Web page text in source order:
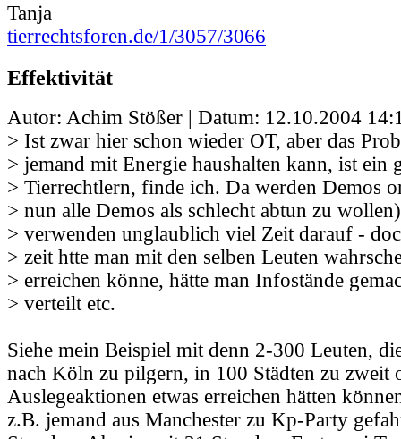
Tanja
tierrechtsforen.de/1/3057/3066
Effektivität
Autor: Achim Stößer | Datum: 12.10.2004
> Ist zwar hier schon wieder OT, aber das
> jemand mit Energie haushalten kann, ist ein
> Tierrechtlern, finde ich. Da werden Demos
> nun alle Demos als schlecht abtun zu
> verwenden unglaublich viel Zeit darauf -
> zeit htte man mit den selben Leuten
> erreichen könne, hätte man Infostände
> verteilt etc.
Siehe mein Beispiel mit denn 2-300 Leuten,
nach Köln zu pilgern, in 100 Städten zu zweit
Auslegeaktionen etwas erreichen hätten
z.B. jemand aus Manchester zu Kp-Party